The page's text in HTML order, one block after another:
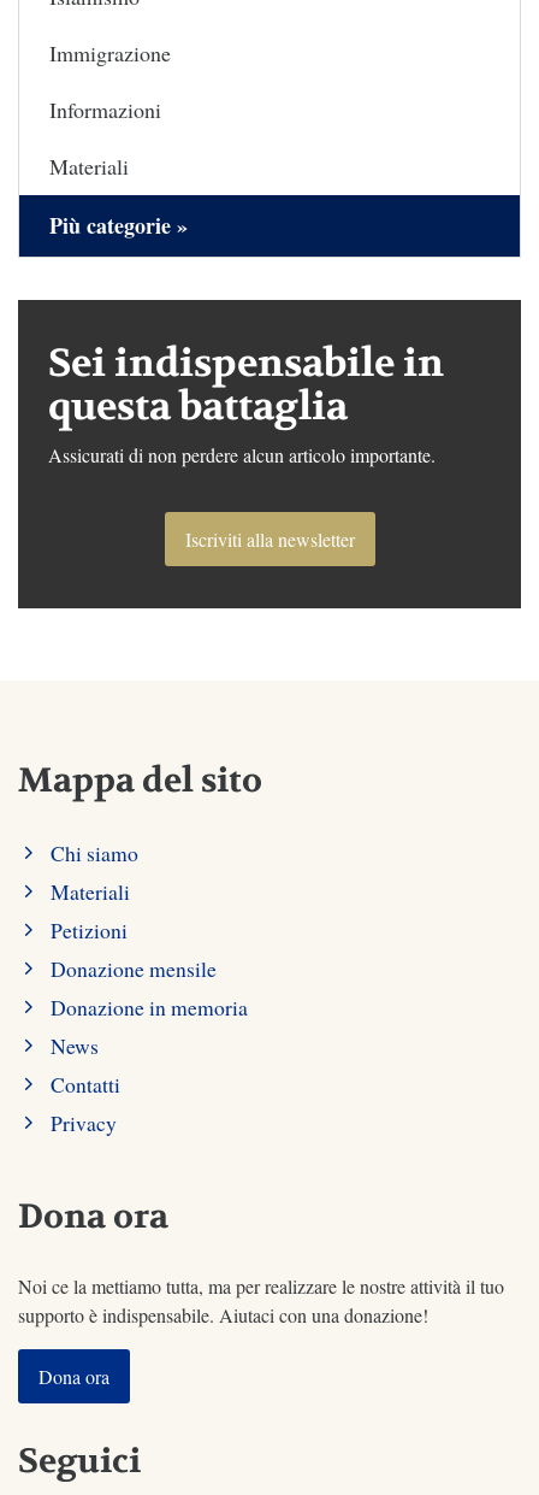
Immigrazione
Informazioni
Materiali
Più categorie »
Sei indispensabile in
questa battaglia
Assicurati di non perdere alcun articolo importante.
Iscriviti alla newsletter
Mappa del sito
Chi siamo
Materiali
Petizioni
Donazione mensile
Donazione in memoria
News
Contatti
Privacy
Dona ora
Noi ce la mettiamo tutta, ma per realizzare le nostre attività il tuo
supporto è indispensabile. Aiutaci con una donazione!
Dona ora
Seguici